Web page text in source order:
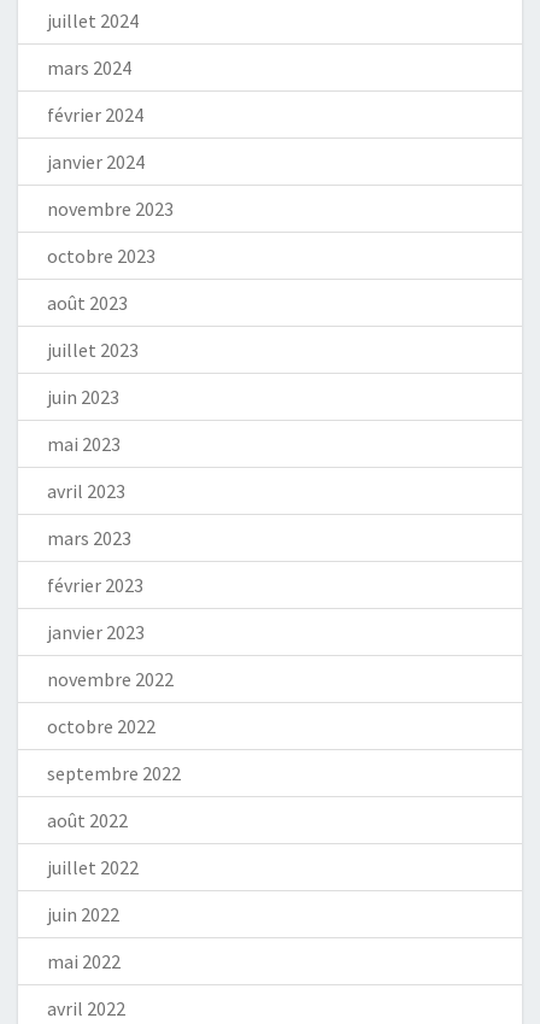
juillet 2024
mars 2024
février 2024
janvier 2024
novembre 2023
octobre 2023
août 2023
juillet 2023
juin 2023
mai 2023
avril 2023
mars 2023
février 2023
janvier 2023
novembre 2022
octobre 2022
septembre 2022
août 2022
juillet 2022
juin 2022
mai 2022
avril 2022